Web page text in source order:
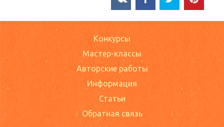
Конкурсы
Мастер-классы
Авторские работы
Информация
Статьи
Обратная связь